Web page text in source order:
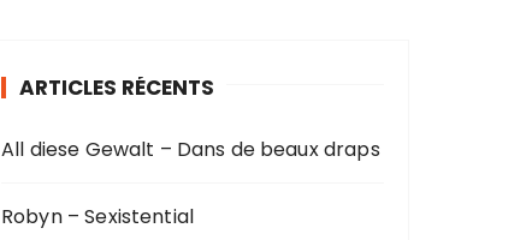
ARTICLES RÉCENTS
All diese Gewalt – Dans de beaux draps
Robyn – Sexistential